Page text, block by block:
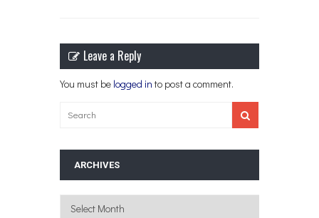
Leave a Reply
You must be logged in to post a comment.
ARCHIVES
Archives